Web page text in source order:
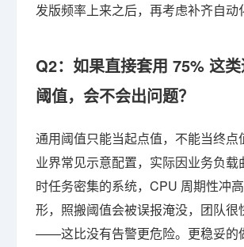
发版频率上来之后，再考虑补齐自动
Q2：如果直接套用 75% 这
阈值，会不会出问题？
通用阈值只能当起点值，不能当终点
业界常见示意配置，实际因业务负载
时任务密集的系统，CPU 周期性冲
形，照搬阈值会被误报淹没，团队很
——这比没有告警更危险。更稳妥的